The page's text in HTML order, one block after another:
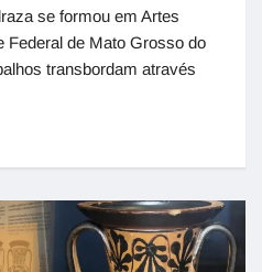
se formou em Artes
Federal de Mato Grosso do
transbordam através